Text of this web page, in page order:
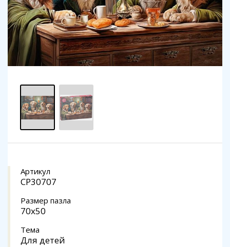
Артикул
CP30707
Размер пазла
70x50
Тема
Для детей